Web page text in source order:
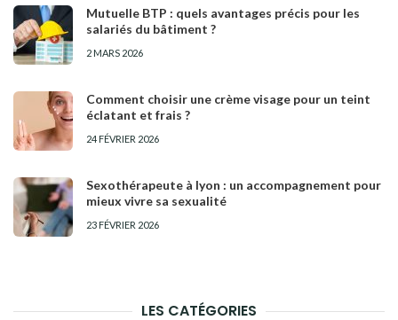
Mutuelle BTP : quels avantages précis pour les
salariés du bâtiment ?
2 MARS 2026
Comment choisir une crème visage pour un teint
éclatant et frais ?
24 FÉVRIER 2026
Sexothérapeute à lyon : un accompagnement pour
mieux vivre sa sexualité
23 FÉVRIER 2026
LES CATÉGORIES